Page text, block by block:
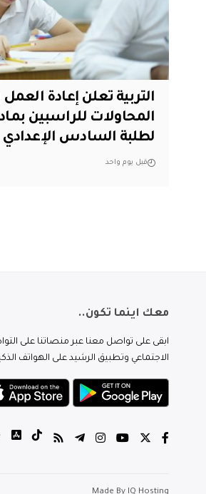
التربية تعلن إعادة
المحاولات للراسبين
لطلبة السادس الإعدادي
قبل يوم واحد
معك اينما تكون..
ابقى على تواصل معنا عبر منصاتنا على
الاجتماعي وتطبيق الرشيد على الهواتف